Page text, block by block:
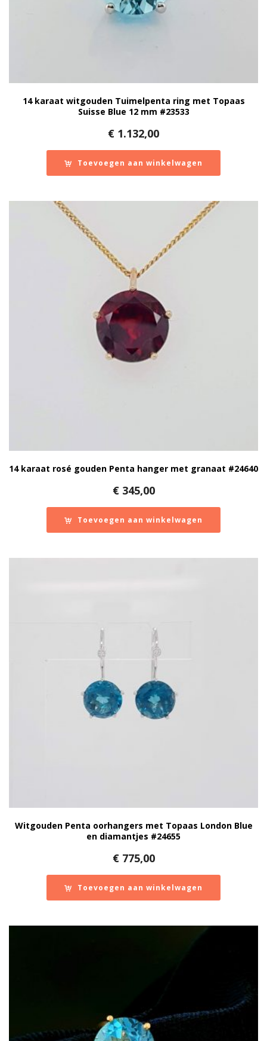
14 karaat witgouden Tuimelpenta ring met Topaas
Suisse Blue 12 mm #23533
€ 1.132,00
Toevoegen aan winkelwagen
14 karaat rosé gouden Penta hanger met granaat #24640
€345,00
Toevoegen aan winkelwagen
Witgouden Penta oorhangers met Topaas London Blue
en diamantjes #24655
€775,00
Toevoegen aan winkelwagen